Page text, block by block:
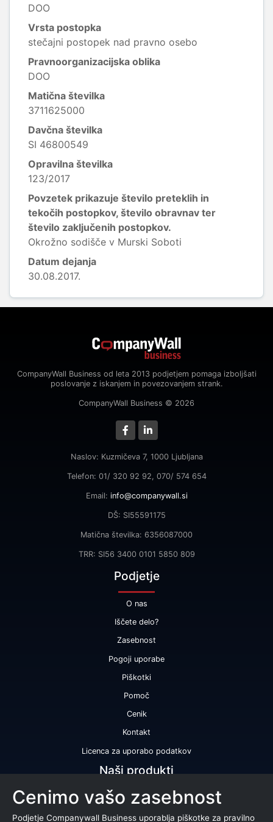
DOO
Vrsta postopka
stečajni postopek nad pravno osebo
Pravnoorganizacijska oblika
DOO
Matična številka
3711625000
Davčna številka
SI 46800549
Opravilna številka
123/2017
Povzetek prikazuje število preteklih in
tekočih postopkov, število obravnav ter
število zaključenih postopkov.
Okrožno sodišče v Murski Soboti
Datum dejanja
30.08.2017.
CompanyWall Business od leta 2013 podjetjem pomaga izboljšati
poslovanje z iskanjem in povezovanjem strank.
CompanyWall Business © 2026
Naslov: Kuzmičeva 7, 1000 Ljubljana
Telefon: 01/ 320 92 92, 070/ 574 654
Email: info@companywall.si
DŠ: SI55591175
Matična številka: 6356087000
TRR: SI56 3400 0101 5850 809
Podjetje
O nas
Iščete delo?
Zasebnost
Pogoji uporabe
Piškotki
Pomoč
Cenik
Kontakt
Licenca za uporabo podatkov
Naši produkti
Bonitetna ocena
Bonitetno poročilo
Cenimo vašo zasebnost
Podjetje Companywall Business uporablja piškotke za pravilno